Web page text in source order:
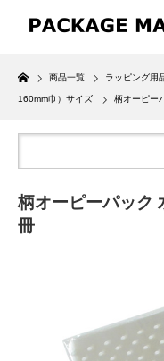
Home
商品一覧 ラッピング用
160mm巾）サイズ 柄オーピー
柄オーピーパック
冊